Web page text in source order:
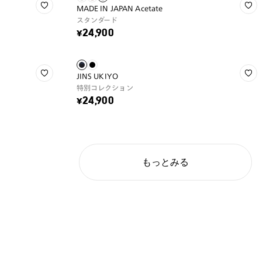
MADE IN JAPAN Acetate
スタンダード
¥24,900
JINS UKIYO
特別コレクション
¥24,900
もっとみる